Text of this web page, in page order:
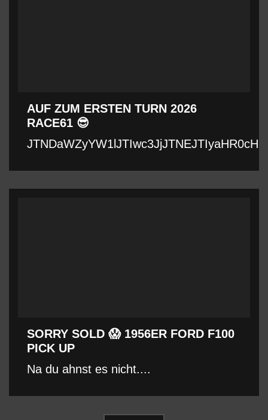
AUF ZUM ERSTEN TURN 2026
RACE61 😎
SORRY SOLD 😱 1956ER FORD F100
PICK UP
Na du ahnst es nicht....